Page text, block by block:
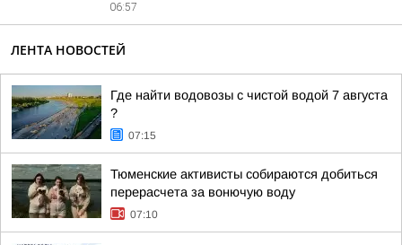
06:57
ЛЕНТА НОВОСТЕЙ
Где найти водовозы с чистой водой 7 августа
?
07:15
Тюменские активисты собираются добиться
перерасчета за вонючую воду
07:10